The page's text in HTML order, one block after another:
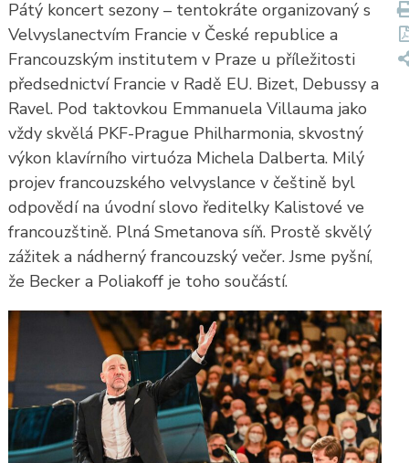
Pátý koncert sezony – tentokráte organizovaný s
Velvyslanectvím Francie v České republice a
Francouzským institutem v Praze u příležitosti
předsednictví Francie v Radě EU. Bizet, Debussy a
Ravel. Pod taktovkou Emmanuela Villauma jako
vždy skvělá PKF-Prague Philharmonia, skvostný
výkon klavírního virtuóza Michela Dalberta. Milý
projev francouzského velvyslance v češtině byl
odpovědí na úvodní slovo ředitelky Kalistové ve
francouzštině. Plná Smetanova síň. Prostě skvělý
zážitek a nádherný francouzský večer. Jsme pyšní,
že Becker a Poliakoff je toho součástí.